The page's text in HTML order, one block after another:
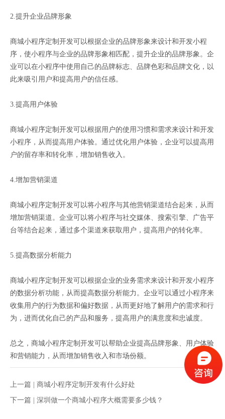
2.提升企业品牌形象
商城小程序定制开发可以根据企业的品牌形象来设计和开发小程
序，使小程序与企业的品牌形象相匹配，提升企业的品牌形象。企
业可以在小程序中使用自己的品牌标志、品牌色彩和品牌文化，以
此来吸引用户和提高用户的信任感。
3.提高用户体验
商城小程序定制开发可以根据用户的使用习惯和需求来设计和开发
小程序，从而提高用户体验。通过优化用户体验，企业可以提高用
户的留存率和转化率，增加销售收入。
4.增加营销渠道
商城小程序定制开发可以将小程序与其他营销渠道结合起来，从而
增加营销渠道。企业可以将小程序与社交媒体、搜索引擎、广告平
台等结合起来，通过多个渠道来获取用户，提高用户的转化率。
5.提高数据分析能力
商城小程序定制开发可以根据企业的业务需求来设计和开发小程序
的数据分析功能，从而提高数据分析能力。企业可以通过小程序来
收集用户的行为数据和偏好数据，从而更好地了解用户的需求和行
为，进而优化自己的产品和服务，提高用户的满意度和忠诚度。
总之，商城小程序定制开发可以帮助企业提高品牌形象、用户体验
和营销能力，从而增加销售收入和市场份额。
上一篇 | 商城小程序定制开发有什么好处
下一篇 | 深圳做一个商城小程序大概需要多少钱？